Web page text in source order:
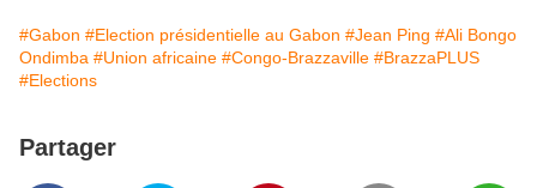
#Gabon #Election présidentielle au Gabon #Jean Ping #Ali Bongo
Ondimba #Union africaine #Congo-Brazzaville #BrazzaPLUS
#Elections
Partager